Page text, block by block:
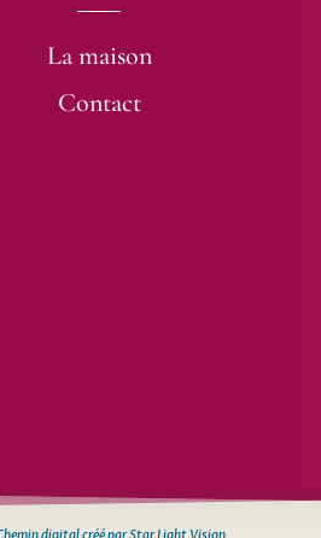
La maison
Contact